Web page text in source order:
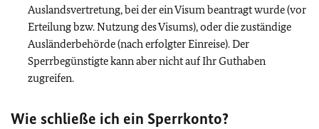
Auslandsvertretung, bei der ein Visum beantragt wurde (vor
Erteilung bzw. Nutzung des Visums), oder die zuständige
Ausländerbehörde (nach erfolgter Einreise). Der
Sperrbegünstigte kann aber nicht auf Ihr Guthaben
zugreifen.
Wie schließe ich ein Sperrkonto?